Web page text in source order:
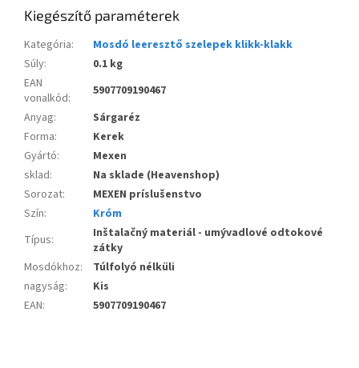
Kiegészítő paraméterek
Kategória:
Mosdó leeresztő szelepek klikk-klakk
Súly:
0.1 kg
EAN
vonalkód:
5907709190467
Anyag:
Sárgaréz
Forma:
Kerek
Gyártó:
Mexen
sklad:
Na sklade (Heavenshop)
Sorozat:
MEXEN príslušenstvo
Szín:
Króm
Típus:
Inštalačný materiál - umývadlové odtokové
zátky
Mosdókhoz:
Túlfolyó nélküli
nagyság:
Kis
EAN: 5907709190467